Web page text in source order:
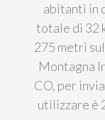
abitanti in
totale di 32
275 metri
Montagna
CO, per
utilizzare è